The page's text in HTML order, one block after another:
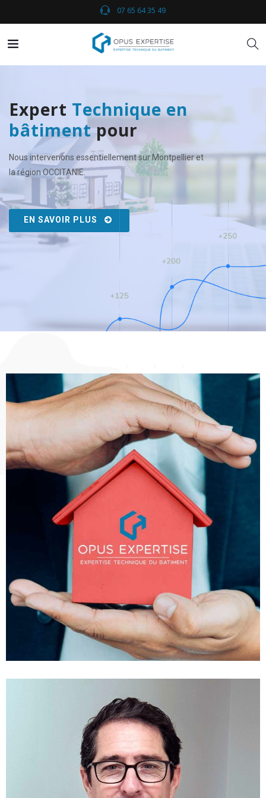
07 65 64 35 49
Expert Technique en
bâtimentpour
défendre vos
intérêts.
Nous intervenons essentiellement sur Montpellier et
la région OCCITANIE.
EN SAVOIR PLUS